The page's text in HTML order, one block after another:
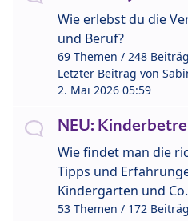
Wie erlebst du die
und Beruf?
69 Themen / 248
Letzter Beitrag von
2. Mai 2026 05:59
NEU:
Wie findet man die
Tipps und
Kindergarten und Co.
53 Themen / 172